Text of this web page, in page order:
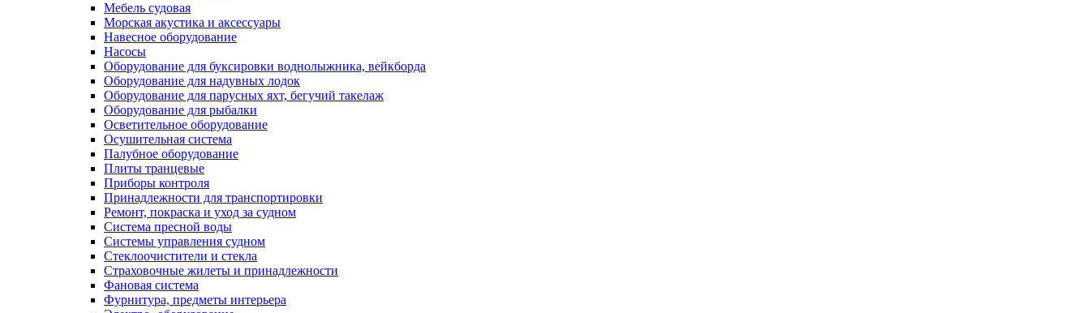
Мебель судовая
Морская акустика и аксессуары
Навесное оборудование
Насосы
Оборудование для буксировки воднолыжника, вейкборда
Оборудование для надувных лодок
Оборудование для парусных яхт, бегучий такелаж
Оборудование для рыбалки
Осветительное оборудование
Осушительная система
Палубное оборудование
Плиты транцевые
Приборы контроля
Принадлежности для транспортировки
Ремонт, покраска и уход за судном
Система пресной воды
Системы управления судном
Стеклоочистители и стекла
Страховочные жилеты и принадлежности
Фановая система
Фурнитура, предметы интерьера